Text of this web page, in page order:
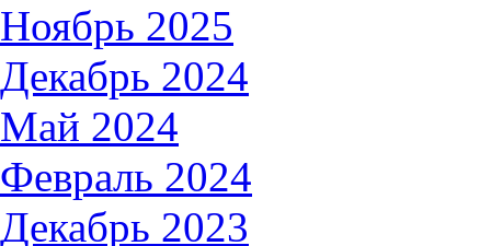
Ноябрь 2025
Декабрь 2024
Май 2024
Февраль 2024
Декабрь 2023